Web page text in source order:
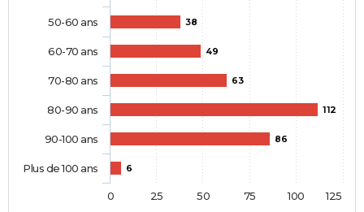
38
49
63
112
86
6
50-60 ans
60-70 ans
70-80 ans
80-90 ans
90-100 ans
Plus de 100 ans
0 100
25 50 75 125